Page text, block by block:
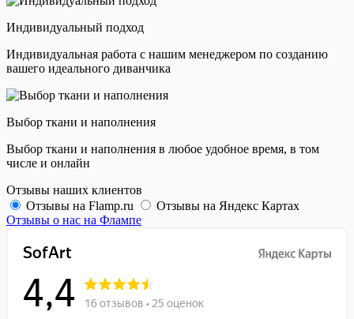
Индивидуальный подход
Индивидуальная работа с нашим менеджером по созданию
вашего идеального диванчика
Выбор ткани и наполнения
Выбор ткани и наполнения в любое удобное время, в том
числе и онлайн
Отзывы наших клиентов
Отзывы на Flamp.ru
Отзывы на Яндекс Картах
Отзывы о нас на Флампе